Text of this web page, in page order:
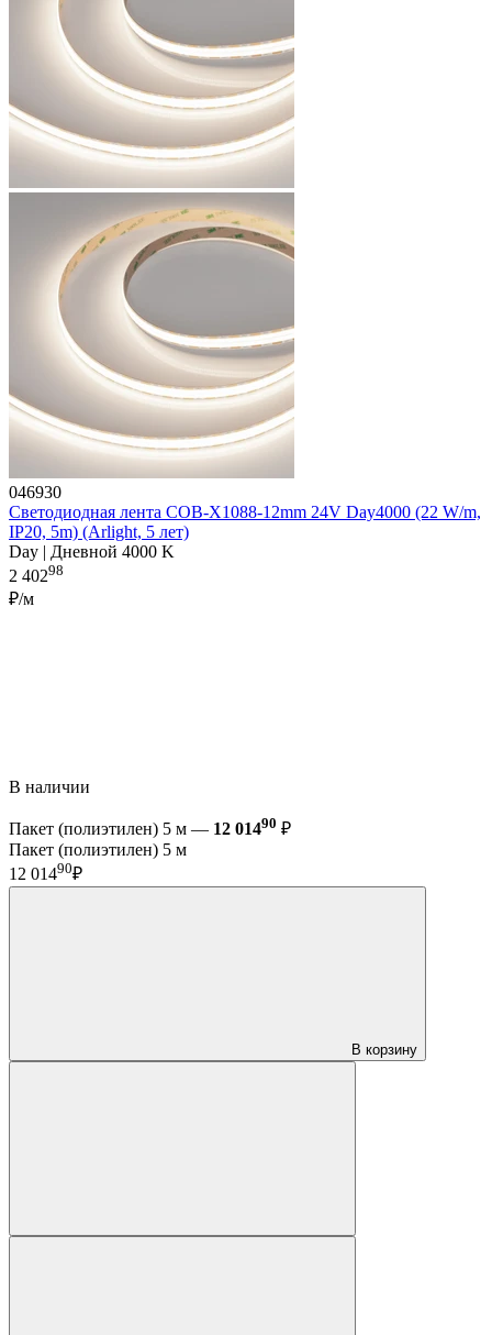
046930
Светодиодная лента COB-X1088-12mm 24V Day4000 (22 W/m,
IP20, 5m) (Arlight, 5 лет)
Day | Дневной 4000 K
2 40298
₽/м
В наличии
Пакет (полиэтилен) 5 м — 12 01490 ₽
Пакет (полиэтилен) 5 м
12 01490₽
В корзину